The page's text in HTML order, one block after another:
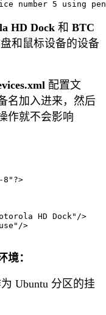
HD Dock 和 BTC
和鼠标设备的设备
配置文
名加入进来，然后
作就不会影响
HD Dock"/>
>
：
Ubuntu 分区的挂